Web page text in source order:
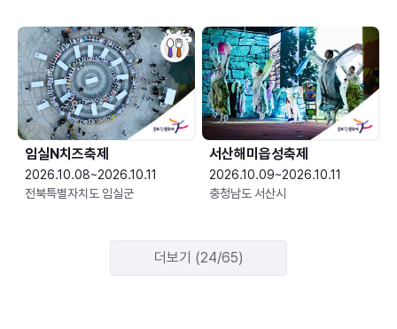
임실N치즈축제
2026.10.08~2026.10.11
전북특별자치도 임실군
서산해미읍성축제
2026.10.09~2026.10.11
충청남도 서산시
더보기 (24/65)